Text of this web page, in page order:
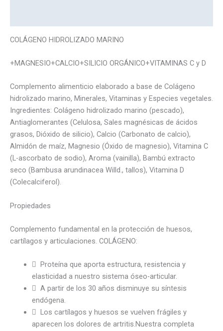
COLÁGENO HIDROLIZADO MARINO
+MAGNESIO+CALCIO+SILICIO ORGÁNICO+VITAMINAS C y D
Complemento alimenticio elaborado a base de Colágeno
hidrolizado marino, Minerales, Vitaminas y Especies vegetales.
Ingredientes: Colágeno hidrolizado marino (pescado),
Antiaglomerantes (Celulosa, Sales magnésicas de ácidos
grasos, Dióxido de silicio), Calcio (Carbonato de calcio),
Almidón de maíz, Magnesio (Óxido de magnesio), Vitamina C
(L-ascorbato de sodio), Aroma (vainilla), Bambú extracto
seco (Bambusa arundinacea Willd., tallos), Vitamina D
(Colecalciferol).
Propiedades
Complemento fundamental en la protección de huesos,
cartílagos y articulaciones. COLÁGENO:
 Proteína que aporta estructura, resistencia y
elasticidad a nuestro sistema óseo-articular.
 A partir de los 30 años disminuye su síntesis
endógena.
 Los cartílagos y huesos se vuelven frágiles y
aparecen los dolores de artritis.Nuestra completa